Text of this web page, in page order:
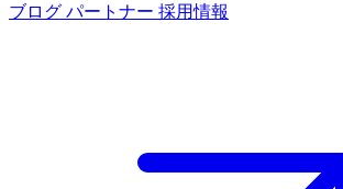
ブログ パートナー 採用情報